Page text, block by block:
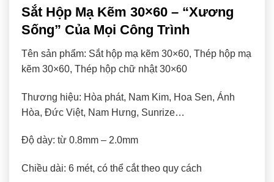
Sắt Hộp Mạ Kẽm 30×60 – “Xương
Sống” Của Mọi Công Trình
Tên sản phẩm: Sắt hộp mạ kẽm 30×60, Thép hộp mạ
kẽm 30×60, Thép hộp chữ nhật 30×60
Thương hiệu: Hòa phát, Nam Kim, Hoa Sen, Ánh
Hòa, Đức Việt, Nam Hưng, Sunrize…
Độ dày: từ 0.8mm – 2.0mm
Chiều dài: 6 mét, có thể cắt theo quy cách